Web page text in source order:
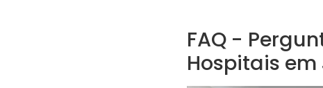
FAQ -
Hospitais